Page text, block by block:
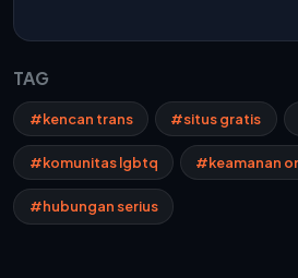
TAG
#kencan trans #situs gratis
#komunitas lgbtq #keamanan
#hubungan serius